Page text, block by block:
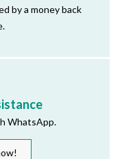
by a money back
WhatsApp.